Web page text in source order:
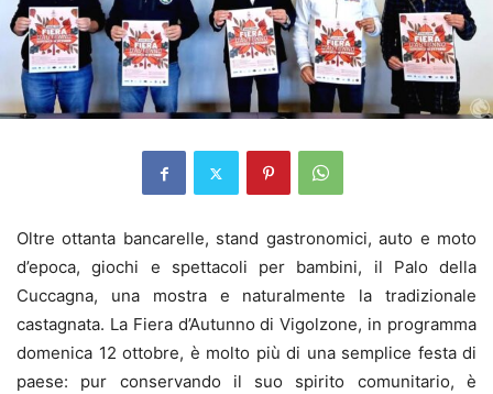
Oltre ottanta bancarelle, stand gastronomici, auto e moto
d’epoca, giochi e spettacoli per bambini, il Palo della
Cuccagna, una mostra e naturalmente la tradizionale
castagnata. La Fiera d’Autunno di Vigolzone, in programma
domenica 12 ottobre, è molto più di una semplice festa di
paese: pur conservando il suo spirito comunitario, è